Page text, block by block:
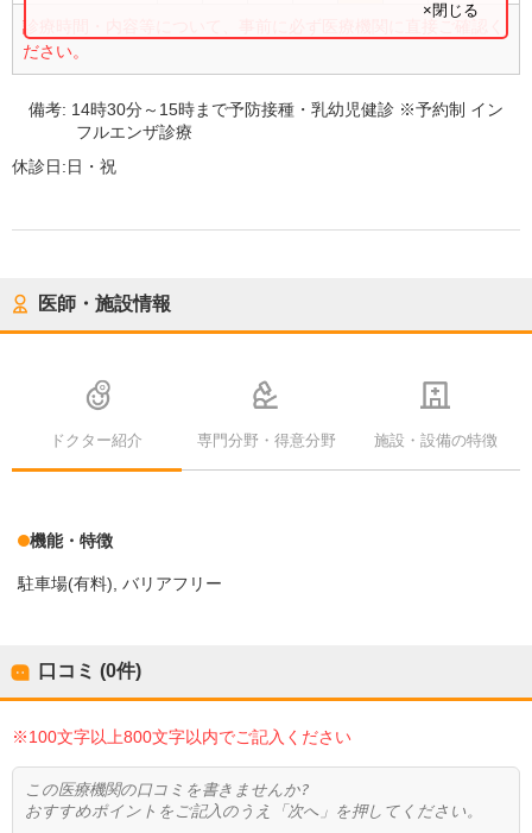
診療時間・内容等について、事前に必ず医療機関に直接ご確認く
ださい。
×閉じる
備考: 14時30分～15時まで予防接種・乳幼児健診 ※予約制 イン
フルエンザ診療
休診日:日・祝
医師・施設情報
ドクター紹介 専門分野・得意分野 施設・設備の特徴
機能・特徴
駐車場(有料) バリアフリー
口コミ (0件)
※100文字以上800文字以内でご記入ください